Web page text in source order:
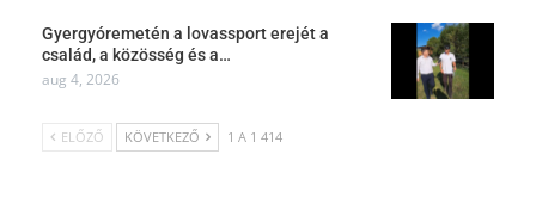
Gyergyóremetén a lovassport erejét a
család, a közösség és a…
aug 4, 2026
ELŐZŐ KÖVETKEZŐ 1 A 1 414